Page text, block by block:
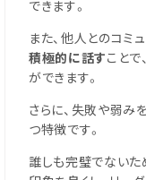
できます。
また、他人とのコミ
積極的に話すこと
ができます。
さらに、失敗や弱み
つ特徴です。
誰しも完璧でないた